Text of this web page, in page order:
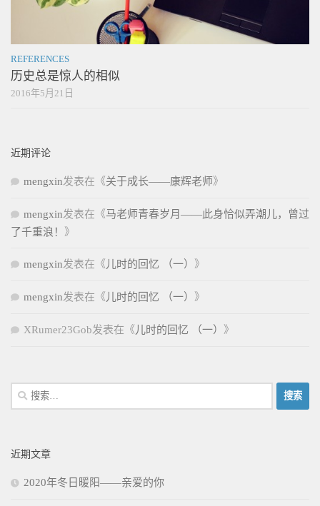
REFERENCES
历史总是惊人的相似
2016年5月21日
近期评论
mengxin发表在《关于成长——康辉老师》
mengxin发表在《马老师青春岁月——此身恰似弄潮儿，曾过
了千重浪！ 》
mengxin发表在《 儿时的回忆 （一） 》
mengxin发表在《 儿时的回忆 （一） 》
XRumer23Gob发表在《 儿时的回忆 （一） 》
搜
索：
近期文章
2020年冬日暖阳——亲爱的你